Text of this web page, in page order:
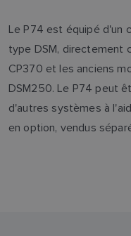
Le P74 est équipé d'un
type DSM, directement
CP370 et les anciens
DSM250. Le P74 peut
d'autres systèmes à
en option, vendus